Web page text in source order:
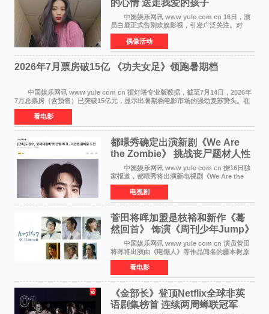
的心情 送走我爱的孩子
中国娱乐网讯 www yule com cn 16日，演
员白鹿正式告别欢娱影视，引发广泛关注。对
此，欢娱影视创始人于正在社交平台发文回应，
字里行间流露不舍与祝福。 于正透露，以前
每次有演员到期不
偶像活动
2026年7月票房破15亿 《功夫女足》领跑暑期档
中国娱乐网讯 www yule com cn 据灯塔专业版数据，截至7月14日，2026年
7月总票房（含预售）已突破15亿元，显示出暑期档电影市场的强劲复苏势头。在
众多上映影片中，《功夫女足》《小黄人与大
看电影
都暻秀确定出演新剧《We Are
the Zombie》 挑战丧尸题材人性
喜剧
中国娱乐网讯 www yule com cn 据16日独
家报道，都暻秀将出演新电视剧《We Are the
Zombie》，在剧中饰演主演金仁钟一角，挑战与
以往丧尸题材截然不同的人性喜剧。 新剧
《We Are t
电视剧
菅田将晖加盟是枝裕和新作《蓦
然回首》 饰演《周刊少年Jump》
编辑
中国娱乐网讯 www yule com cn 演员菅田
将晖将出演由《电锯人》等作品闻名的藤本树原
作漫画改编的电影《蓦然回首》（是枝裕和导
演）。菅田饰演的角色是初中时代两位主人公带
着完成的作品前去
看电影
《金部长》登顶Netflix全球非英
语剧集榜首 连续两周蝉联冠军